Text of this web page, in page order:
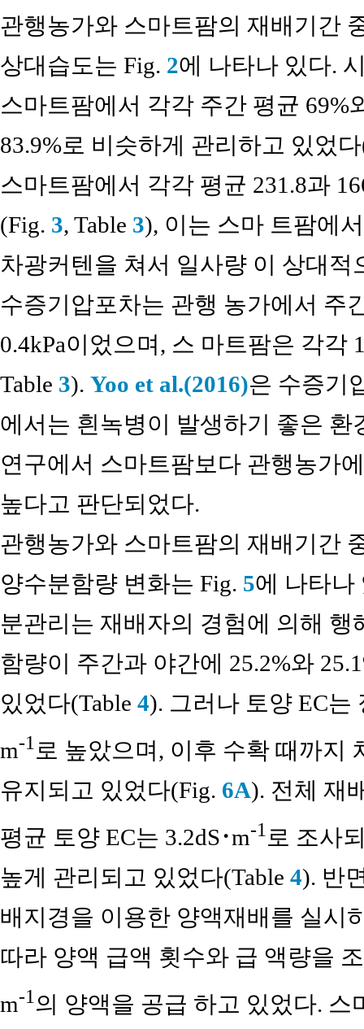
관행농가와 스마트팜의 재배기간
상대습도는 Fig. 2에 나타나 있다.
스마트팜에서 각각 주간 평균 69%
83.9%로 비슷하게 관리하고 있었
스마트팜에서 각각 평균 231.8과
(Fig. 3, Table 3), 이는 스마 트팜에
차광커텐을 쳐서 일사량 이 상대
수증기압포차는 관행 농가에서 주
0.4kPa이었으며, 스 마트팜은 각각
Table 3). Yoo et al.(2016)은 수증기
에서는 흰녹병이 발생하기 좋은 환
연구에서 스마트팜보다 관행농가
높다고 판단되었다.
관행농가와 스마트팜의 재배기간
양수분함량 변화는 Fig. 5에 나타나
분관리는 재배자의 경험에 의해
함량이 주간과 야간에 25.2%와
있었다(Table 4). 그러나 토양 EC는
m-1 로 높았으며, 이후 수확 때까지
유지되고 있었다(Fig. 6A). 전체 재
평균 토양 EC는 3.2dS･m-1 로 조사
높게 관리되고 있었다(Table 4). 반
배지경을 이용한 양액재배를 실시
따라 양액 급액 횟수와 급 액량을
m-1 의 양액을 공급 하고 있었다.